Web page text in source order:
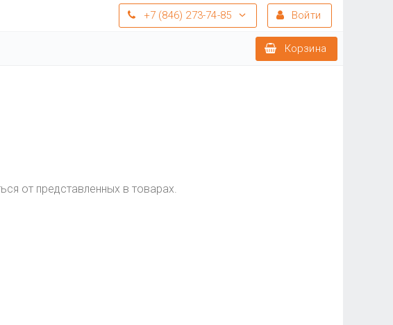
Войти
+7 (846) 273-74-85
Корзина
от представленных в товарах.